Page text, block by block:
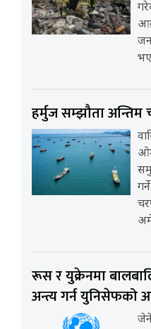
हर्मुज सम्झौता अन्तिम
रूस र युक्रेनमा
अन्त्य गर्न युनिसेफको